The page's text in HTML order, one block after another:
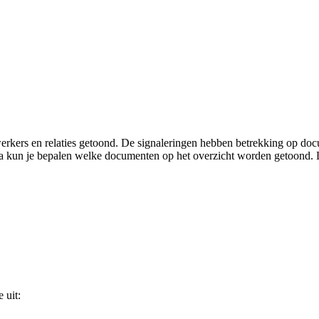
en relaties getoond. De signaleringen hebben betrekking op
je bepalen welke documenten op het overzicht worden
uit: